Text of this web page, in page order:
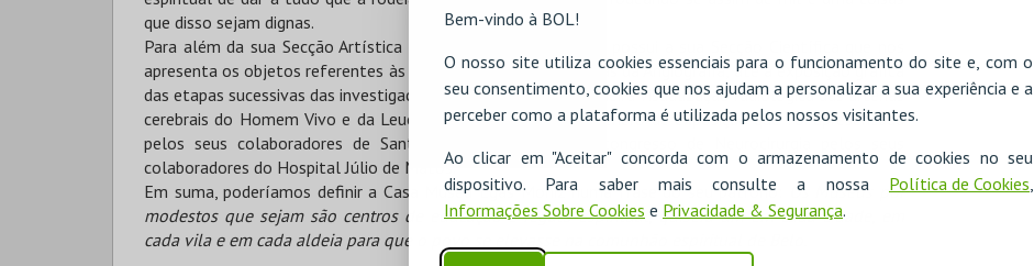
Bem-vindo à BOL!
O nosso site utiliza cookies essenciais para o funcionamento do site e, com o
seu consentimento, cookies que nos ajudam a personalizar a sua experiência e a
perceber como a plataforma é utilizada pelos nossos visitantes.
Ao clicar em "Aceitar" concorda com o armazenamento de cookies no seu
dispositivo. Para saber mais consulte a nossa Política de Cookies,
Informações Sobre Cookies e Privacidade & Segurança.
que disso sejam dignas.
Para além da sua Secção Artística a Casa Museu Egas Moniz possui a sua Secção Científica que nos
apresenta os objetos referentes às suas descobertas científicas da Angiografia, até à exposição gráfica
das etapas sucessivas das investigações que conduziram à primeira visualização radiológica das artérias
cerebrais do Homem Vivo e da Leucotomia Pré-Frontal, no género de exposição que foi apresentada
pelos seus colaboradores de Santa Maria e aquando do congresso de Neurocirurgia pelos seus
colaboradores do Hospital Júlio de Matos.
Em suma, poderíamos definir a Casa Museu Egas Moniz numa frase do seu patrono:
Os Museus por
modestos que sejam são centros de educação e regalo espiritual, quisera um em cada cidade, em
cada vila e em cada aldeia para que o povo se elevasse na comunhão espiritual de Belo.